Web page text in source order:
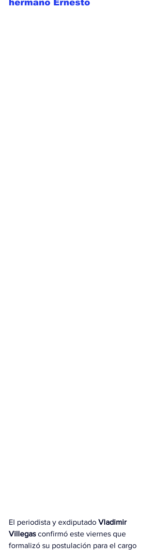
hermano Ernesto
El periodista y exdiputado Vladimir
Villegas confirmó este viernes que
formalizó su postulación para el cargo